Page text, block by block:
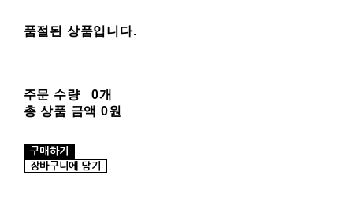
품절된 상품입니다.
주문 수량
0개
총 상품 금액 0원
구매하기
장바구니에 담기